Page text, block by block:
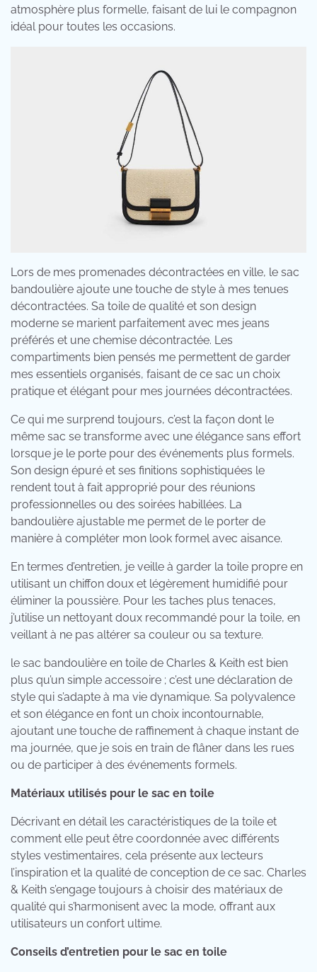
atmosphère plus formelle, faisant de lui le compagnon
idéal pour toutes les occasions.
Lors de mes promenades décontractées en ville, le sac
bandoulière ajoute une touche de style à mes tenues
décontractées. Sa toile de qualité et son design
moderne se marient parfaitement avec mes jeans
préférés et une chemise décontractée. Les
compartiments bien pensés me permettent de garder
mes essentiels organisés, faisant de ce sac un choix
pratique et élégant pour mes journées décontractées.
Ce qui me surprend toujours, c’est la façon dont le
même sac se transforme avec une élégance sans effort
lorsque je le porte pour des événements plus formels.
Son design épuré et ses finitions sophistiquées le
rendent tout à fait approprié pour des réunions
professionnelles ou des soirées habillées. La
bandoulière ajustable me permet de le porter de
manière à compléter mon look formel avec aisance.
En termes d’entretien, je veille à garder la toile propre en
utilisant un chiffon doux et légèrement humidifié pour
éliminer la poussière. Pour les taches plus tenaces,
j’utilise un nettoyant doux recommandé pour la toile, en
veillant à ne pas altérer sa couleur ou sa texture.
le sac bandoulière en toile de Charles & Keith est bien
plus qu’un simple accessoire ; c’est une déclaration de
style qui s’adapte à ma vie dynamique. Sa polyvalence
et son élégance en font un choix incontournable,
ajoutant une touche de raffinement à chaque instant de
ma journée, que je sois en train de flâner dans les rues
ou de participer à des événements formels.
Matériaux utilisés pour le sac en toile
Décrivant en détail les caractéristiques de la toile et
comment elle peut être coordonnée avec différents
styles vestimentaires, cela présente aux lecteurs
l’inspiration et la qualité de conception de ce sac. Charles
& Keith s’engage toujours à choisir des matériaux de
qualité qui s’harmonisent avec la mode, offrant aux
utilisateurs un confort ultime.
Conseils d’entretien pour le sac en toile